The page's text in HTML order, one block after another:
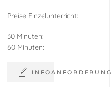
Preise Einzelunterricht:
30 Minuten:
60 Minuten:
INFOANFORDERUNG